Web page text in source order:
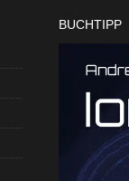
BUCHTIPP